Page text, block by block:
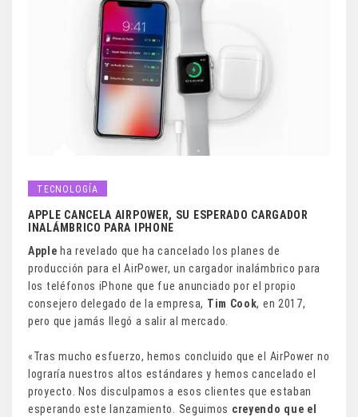
TECNOLOGÍA
APPLE CANCELA AIRPOWER, SU ESPERADO CARGADOR
INALÁMBRICO PARA IPHONE
Apple ha revelado que ha cancelado los planes de
producción para el AirPower, un cargador inalámbrico para
los teléfonos iPhone que fue anunciado por el propio
consejero delegado de la empresa, Tim Cook, en 2017,
pero que jamás llegó a salir al mercado.
«Tras mucho esfuerzo, hemos concluido que el AirPower no
lograría nuestros altos estándares y hemos cancelado el
proyecto. Nos disculpamos a esos clientes que estaban
esperando este lanzamiento. Seguimos creyendo que el